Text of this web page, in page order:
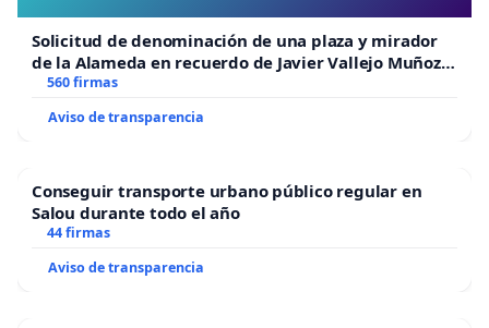
Solicitud de denominación de una plaza y mirador
de la Alameda en recuerdo de Javier Vallejo Muñoz
“Mazinger”
560 firmas
Aviso de transparencia
Conseguir transporte urbano público regular en
Salou durante todo el año
44 firmas
Aviso de transparencia